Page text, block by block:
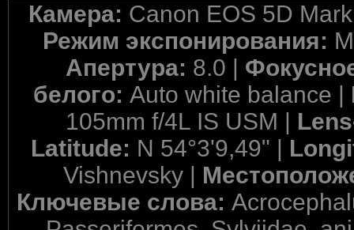
Камера: Canon EOS 5D
Режим экспонирования:
Апертура: 8.0 |
белого:Auto white balance |
105mm f/4L IS USM |
Latitude: N 54°3'9,49" |
Vishnevsky |
Ключевые слова: